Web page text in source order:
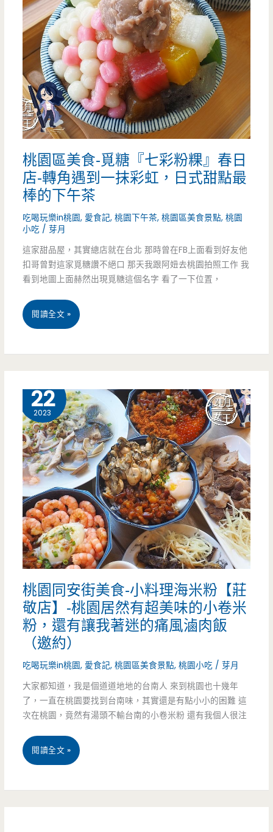
盛
夏
冰
菓
室-
超
浮
誇
草
莓
冰
來
還
有
草
莓
疊
高
高
塔，
吸
睛！
桃園區美食-覓糖『七彩粉粿』春日
店-轉角遇到一抹彩虹，日式甜點最
棒的下午茶
吃喝玩樂in桃園, 愛食記,桃園下午茶,桃園區美食景點,桃園
小吃 /芽月
這家甜品屋，其實總店就在台北 那時曾在FB上面看到好友他
扣哥曾對這家覓糖讚不絕口 那天我跟阿妞去桃園拍照工作 我
看到地圖上面赫然出現覓糖這個名字 看了一下位置，
桃
食-
覓
糖
『七
彩
粉
粿』
春
日
店-
轉
角
遇
抹
閱讀全文 »
22
2023
桃園同安街美食-小料理海米粉【莊
敬店】-桃園居然有超美味的小卷米
粉，還有讓我著迷的痛風滷肉飯
（邀約）
吃喝玩樂in桃園, 愛食記,桃園區美食景點,桃園小吃 /芽月
大家都知道，我是個道道地地的台南人 來到桃園也十幾年
了，一直在桃園要找到台南味，其實還是有點小小的困難 這
次在桃園，竟然有湯頭不輸台南的小卷米粉 還有我個人很注
桃
閱讀全文 »